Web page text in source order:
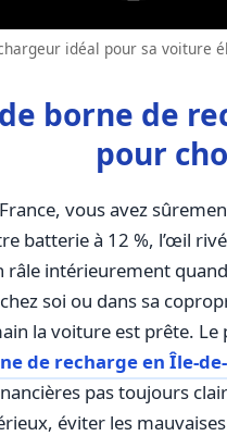
idéal pour sa voiture
borne de
pour
vous avez
batterie à 12 %, l’œil
râle intérieurement
soi ou dans sa
de recharge en Île-
pas toujours
éviter les